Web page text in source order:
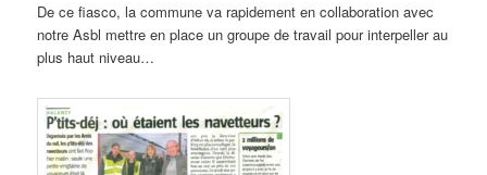
De ce fiasco, la commune va rapidement en collaboration avec
notre Asbl mettre en place un groupe de travail pour interpeller au
plus haut niveau…